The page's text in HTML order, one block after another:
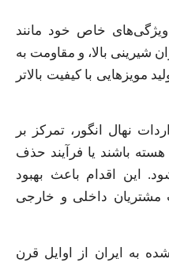
خاص خود مانند
شیرینی بالا، و مقاومت به
با کیفیت بالاتر
نهال انگور، تمرکز بر
باشند یا فرآیند حذف
این اقدام باعث بهبود
مشتریان داخلی و خارجی
به ایران از اوایل قرن